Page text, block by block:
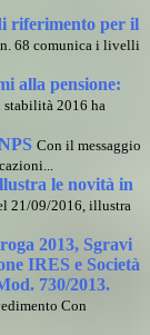
riferimento per il
68 comunica i livelli
alla pensione:
stabilità 2016 ha
Con il messaggio
le novità in
21/09/2016, illustra
2013, Sgravi
IRES e Società
730/2013.
Con